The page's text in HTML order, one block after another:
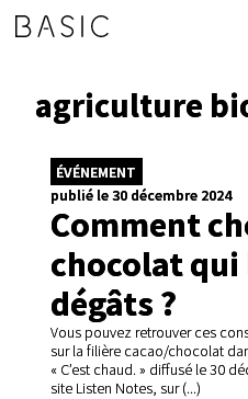
agriculture
ÉVÉNEMENT
publié le 30 décembre 2024
Comment
chocolat
dégâts ?
Vous pouvez retrouver ces
sur la filière cacao/chocolat
« C’est chaud. » diffusé le 30
site Listen Notes, sur (...)